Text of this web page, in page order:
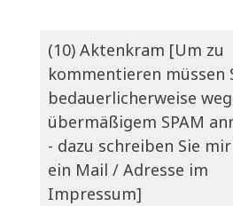
(10) Aktenkram [Um zu
kommentieren müssen
bedauerlicherweise
übermäßigem SPAM
- dazu schreiben Sie
ein Mail / Adresse im
Impressum]